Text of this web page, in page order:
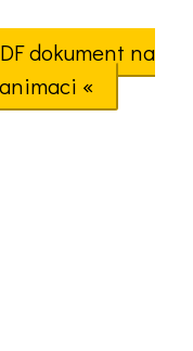
dokument na
«